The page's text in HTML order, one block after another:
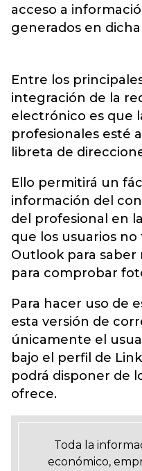
acceso a
generados en
Entre los
integración de la
electrónico es que
profesionales esté
libreta de
Ello permitirá un
información del
del profesional en
que los usuarios
Outlook para
para comprobar
Para hacer uso de
esta versión de
únicamente el
bajo el perfil de
podrá disponer de
ofrece.
Toda la
económico,